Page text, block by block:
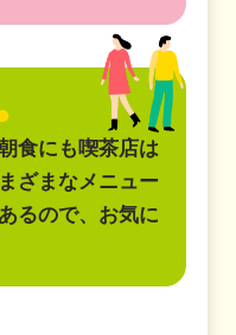
食にも喫茶店は
ざまなメニュー
るので、お気に